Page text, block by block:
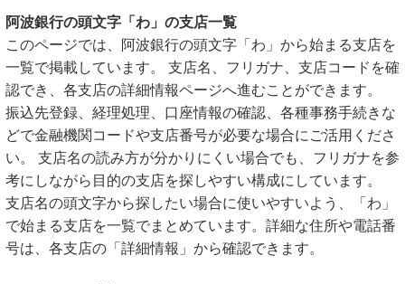
阿波銀行の頭文字「わ」の支店一覧
このページでは、阿波銀行の頭文字「わ」から始まる支店を
一覧で掲載しています。 支店名、フリガナ、支店コードを確
認でき、各支店の詳細情報ページへ進むことができます。
振込先登録、経理処理、口座情報の確認、各種事務手続きな
どで金融機関コードや支店番号が必要な場合にご活用くださ
い。 支店名の読み方が分かりにくい場合でも、フリガナを参
考にしながら目的の支店を探しやすい構成にしています。
支店名の頭文字から探したい場合に使いやすいよう、「わ」
で始まる支店を一覧でまとめています。詳細な住所や電話番
号は、各支店の「詳細情報」から確認できます。